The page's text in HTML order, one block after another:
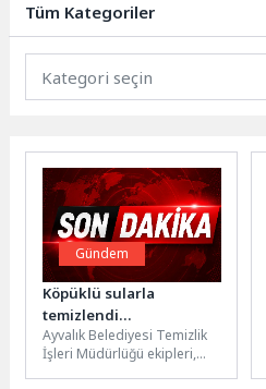
Tüm Kategoriler
Gündem
Köpüklü sularla
temizlendi…
Ayvalık Belediyesi Temizlik
İşleri Müdürlüğü ekipleri,